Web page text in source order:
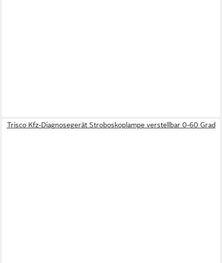
Trisco Kfz-Diagnosegerät Stroboskoplampe verstellbar 0-60 Grad